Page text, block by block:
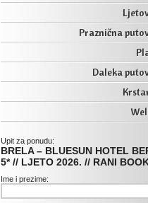
Praznična
Daleka
Upit za ponudu:
BRELA – BLUESUN HOTEL
5* // LJETO 2026. // RANI
Ime i prezime: